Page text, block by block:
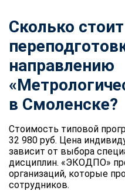
Сколько стоит
направлению
в Смоленске?
Стоимость типовой
32 980 руб. Цена
зависит от выбора
дисциплин. «ЭКОДПО»
организаций, которые
сотрудников.